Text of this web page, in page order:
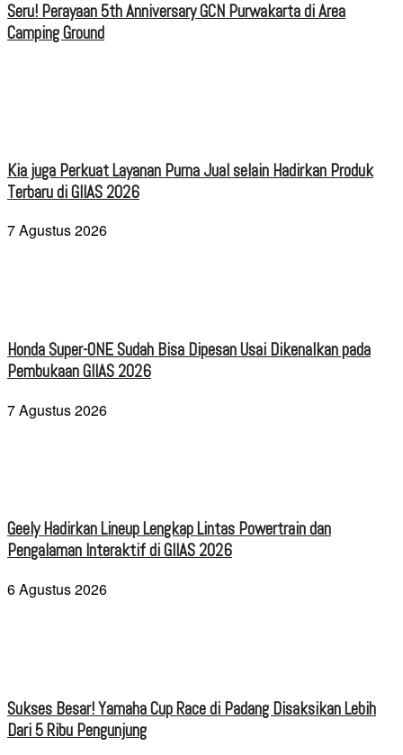
Seru! Perayaan 5th Anniversary GCN Purwakarta di Area
Camping Ground
Kia juga Perkuat Layanan Purna Jual selain Hadirkan Produk
Terbaru di GIIAS 2026
7 Agustus 2026
Honda Super-ONE Sudah Bisa Dipesan Usai Dikenalkan pada
Pembukaan GIIAS 2026
7 Agustus 2026
Geely Hadirkan Lineup Lengkap Lintas Powertrain dan
Pengalaman Interaktif di GIIAS 2026
6 Agustus 2026
Sukses Besar! Yamaha Cup Race di Padang Disaksikan Lebih
Dari 5 Ribu Pengunjung